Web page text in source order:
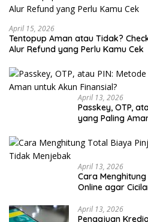
April 15, 2026
Tentopup Aman atau Tidak?
Alur Refund yang Perlu Kamu Cek
April 13, 2026
Passkey, OTP,
yang Paling
April 13, 2026
Cara
Online agar
April 13, 2026
Pengajuan